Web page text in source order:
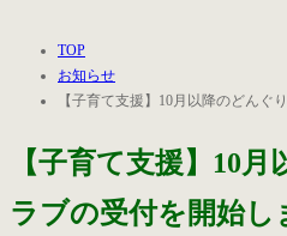
TOP
お知らせ
【子育て支援】10月以降のどんぐ
【子育て支援】10
ラブの受付を開始し